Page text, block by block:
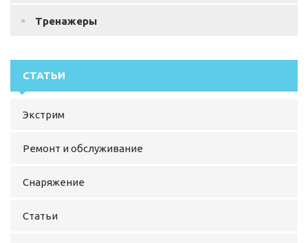
Тренажеры
СТАТЬИ
Экстрим
Ремонт и обслуживание
Снаряжение
Статьи